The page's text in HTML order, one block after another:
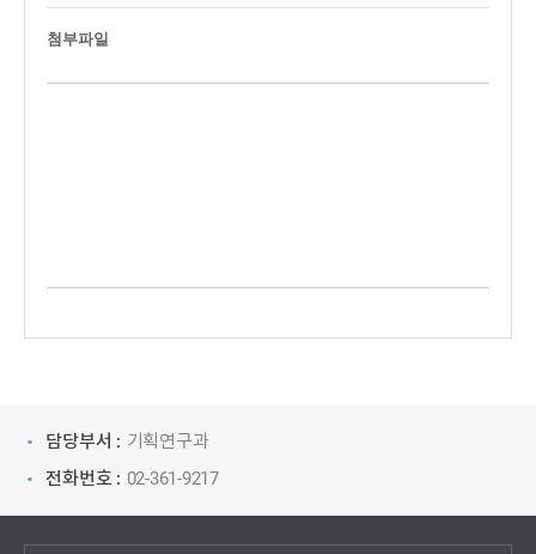
첨부파일
담당부서 : 기획연구과
전화번호 : 02-361-9217